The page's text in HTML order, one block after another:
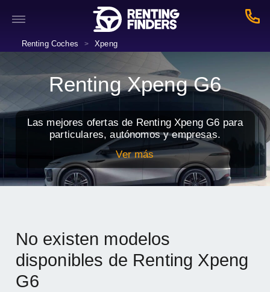
Renting Coches > Xpeng
Renting Xpeng G6
Las mejores ofertas de Renting Xpeng G6 para
particulares, autónomos y empresas.
Ver más
No existen modelos
disponibles de Renting Xpeng
G6